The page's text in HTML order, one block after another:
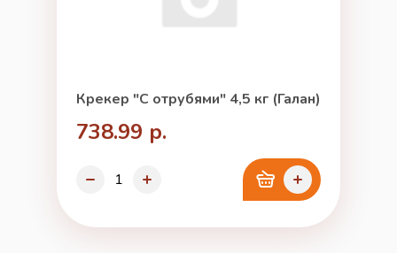
Крекер "С отрубями" 4,5 кг (Галан)
738.99 р.